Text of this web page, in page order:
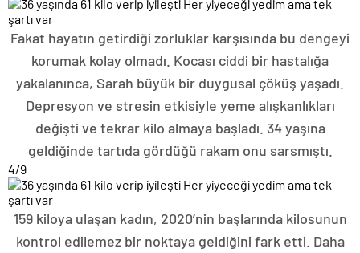
Fakat hayatın getirdiği zorluklar karşısında bu dengeyi
korumak kolay olmadı. Kocası ciddi bir hastalığa
yakalanınca, Sarah büyük bir duygusal çöküş yaşadı.
Depresyon ve stresin etkisiyle yeme alışkanlıkları
değişti ve tekrar kilo almaya başladı. 34 yaşına
geldiğinde tartıda gördüğü rakam onu sarsmıştı.
4/9
159 kiloya ulaşan kadın, 2020’nin başlarında kilosunun
kontrol edilemez bir noktaya geldiğini fark etti. Daha